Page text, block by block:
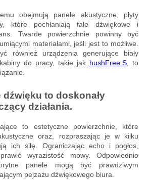
obejmują panele akustyczne, płyty
które pochłaniają fale dźwiękowe i
Twarde powierzchnie powinny być
materiałami, jeśli jest to możliwe.
również urządzenia generujące biały
do pracy, takie jak hushFree.S, to
dźwięku to doskonały
działania.
to estetyczne powierzchnie, które
oraz, rozpraszając je w kilku
ich siłę. Ograniczając echo i pogłos,
wyrazistość mowy. Odpowiednio
panele mogą być prawdziwym
pejzażu dźwiękowego biura.